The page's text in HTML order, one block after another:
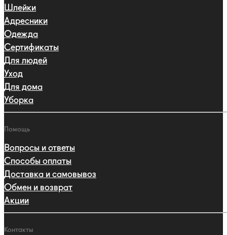
Шлейки
Адресники
Одежда
Сертификаты
Для людей
Уход
Для дома
Уборка
Помощь
Вопросы и ответы
Способы оплаты
Доставка и самовывоз
Обмен и возврат
Акции
Контакты